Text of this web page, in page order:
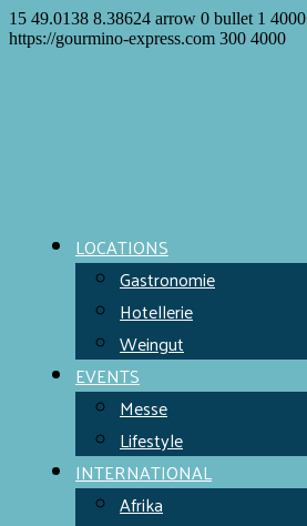
15 49.0138 8.38624 arrow 0 bullet 1 4000
https://gourmino-express.com 300 4000
LOCATIONS
Gastronomie
Hotellerie
Weingut
EVENTS
Messe
Lifestyle
INTERNATIONAL
Afrika